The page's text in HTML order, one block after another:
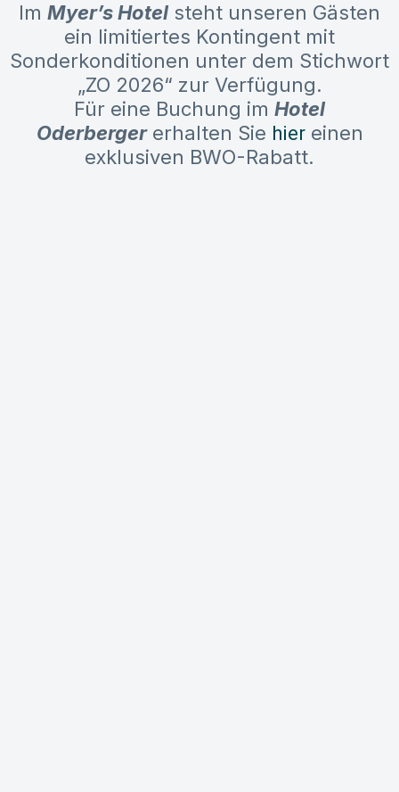
Im Myer’s Hotelsteht unseren Gästen
ein limitiertes Kontingent mit
Sonderkonditionen unter dem Stichwort
„ZO 2026“ zur Verfügung.
Für eine Buchung im Hotel
Oderbergererhalten Sie hiereinen
exklusiven BWO-Rabatt.